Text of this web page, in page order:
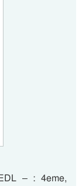
– : 4eme,